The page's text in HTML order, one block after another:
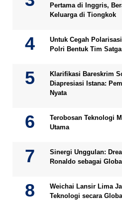
Pertama di Inggris,
Keluarga di Tiongkok
Untuk Cegah
Polri Bentuk Tim
Klarifikasi Bareskrim
Diapresiasi Istana:
Nyata
Terobosan Teknologi
Utama
Sinergi Unggulan:
Ronaldo sebagai
Weichai Lansir Lima
Teknologi secara